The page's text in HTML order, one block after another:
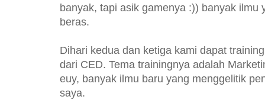
banyak, tapi asik gamenya :)) banyak ilmu
beras.
Dihari kedua dan ketiga kami dapat
dari CED. Tema trainingnya adalah
euy, banyak ilmu baru yang menggelitik
saya.